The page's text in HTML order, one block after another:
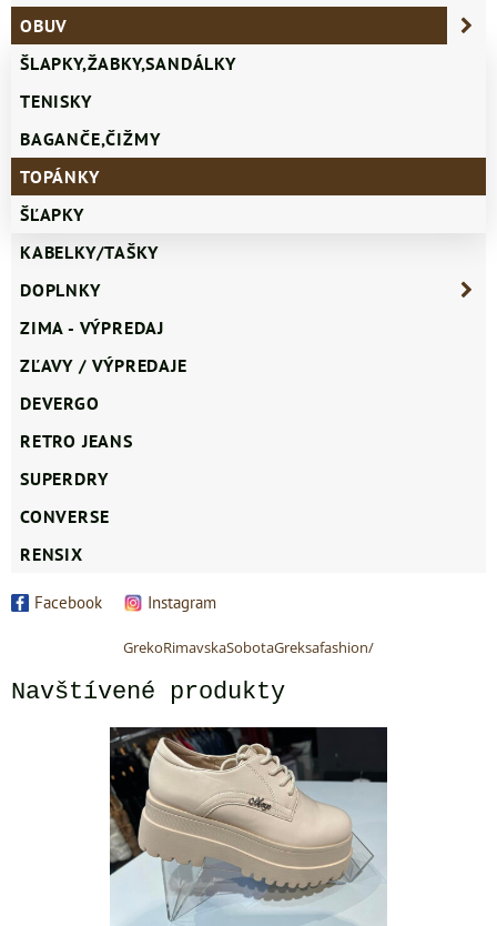
OBUV
ŠLAPKY,ŽABKY,SANDÁLKY
TENISKY
BAGANČE,ČIŽMY
TOPÁNKY
ŠĽAPKY
KABELKY/TAŠKY
DOPLNKY
ZIMA - VÝPREDAJ
ZĽAVY / VÝPREDAJE
DEVERGO
RETRO JEANS
SUPERDRY
CONVERSE
RENSIX
Facebook Instagram
GrekoRimavskaSobotaGreksafashion/
Navštívené produkty